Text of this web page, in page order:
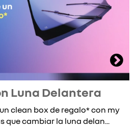
Luna Delantera
clean box de regalo* con my
que cambiar la luna delan...